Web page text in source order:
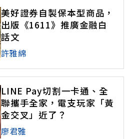
美好證券自製保本型商品，
出版《1611》推廣金融白
話文
許雅綿
LINE Pay切割一卡通、全
聯攜手全家，電支玩家「黃
金交叉」近了？
廖君雅